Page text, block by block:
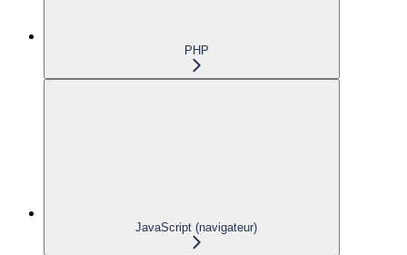
PHP
JavaScript (navigateur)